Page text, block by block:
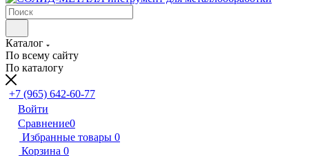
Каталог
По всему сайту
По каталогу
+7 (965) 642-60-77
Войти
Сравнение0
Избранные товары 0
Корзина 0